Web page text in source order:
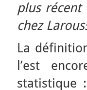
plus récent
chez
La
l’est
statistique